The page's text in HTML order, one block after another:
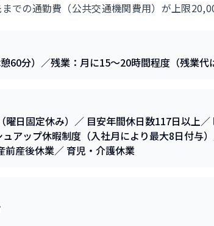
までの通勤費（公共交通機関費用）が上限
60分）／残業：月に15〜20時間程度（残業代
曜日固定休み）／ 目安年間休日数117日以上
アップ休暇制度（入社月により最大8日付与
前産後休業／ 育児・介護休業